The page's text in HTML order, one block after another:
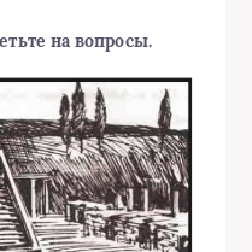
на вопросы.